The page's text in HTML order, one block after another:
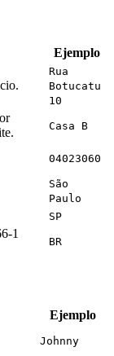
Ejemplo
Rua
Botucatu
10
Casa B
04023060
São
Paulo
SP
1
BR
Ejemplo
Johnny